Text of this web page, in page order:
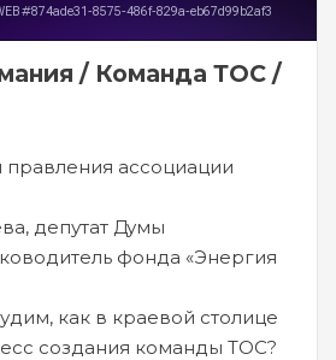
/ Команда ТОС /
правления ассоциации
депутат Думы
фонда «Энергия
как в краевой столице
создания команды ТОС?